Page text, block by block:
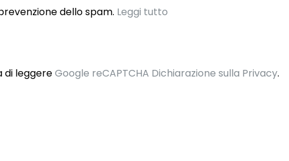
dello spam. Leggi tutto
di leggereGoogle reCAPTCHA Dichiarazione sulla Privacy.